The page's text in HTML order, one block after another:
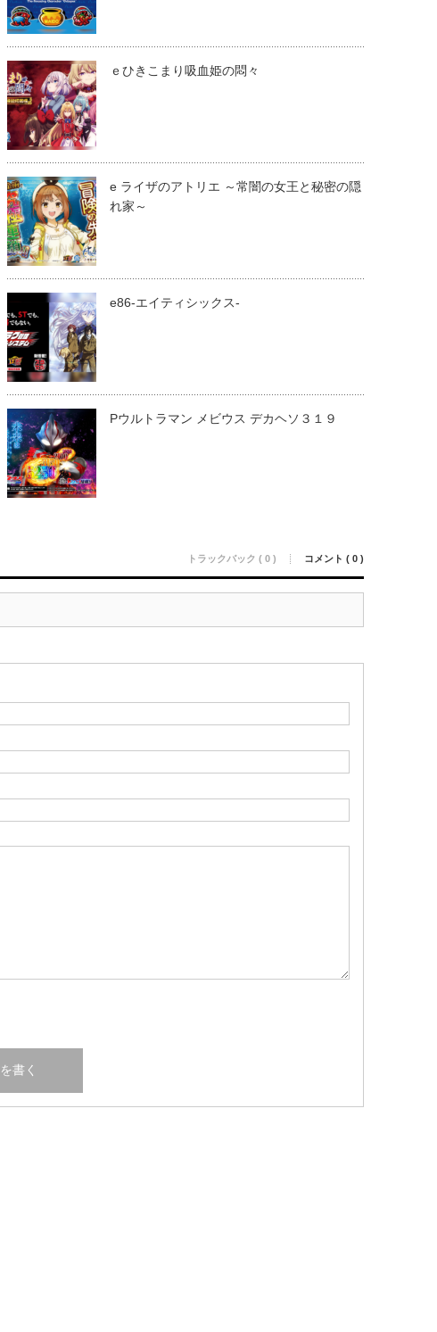
ｅひきこまり吸血姫の悶々
e ライザのアトリエ ～常闇の女王と秘密の隠
れ家～
e86-エイティシックス-
Pウルトラマン メビウス デカヘソ３１９
トラックバック ( 0 ) コメント ( 0 )